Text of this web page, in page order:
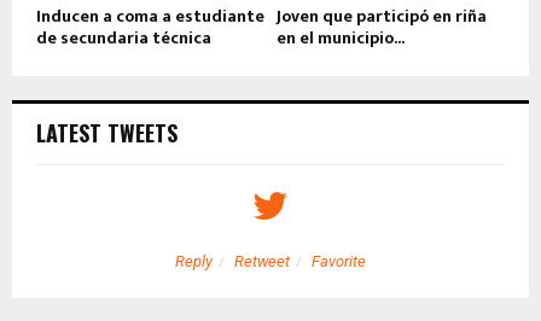
Inducen a coma a estudiante
de secundaria técnica
Joven que participó en riña
en el municipio...
LATEST TWEETS
Reply Retweet Favorite